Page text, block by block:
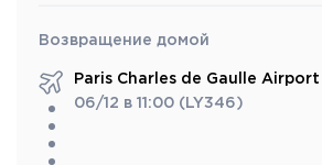
Возвращение домой
Paris Charles de Gaulle Airport
06/12 в 11:00 (LY346)